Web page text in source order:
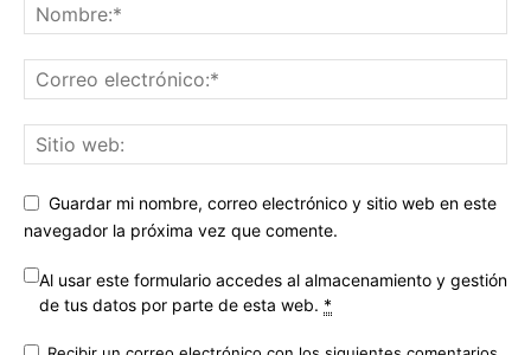
Guardar mi nombre, correo electrónico y sitio web en este
navegador la próxima vez que comente.
Al usar este formulario accedes al almacenamiento y gestión
de tus datos por parte de esta web. *